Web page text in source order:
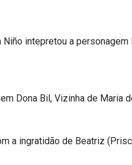
intepretou a
Dona Bil, Vizinha de Maria
a ingratidão de Beatriz